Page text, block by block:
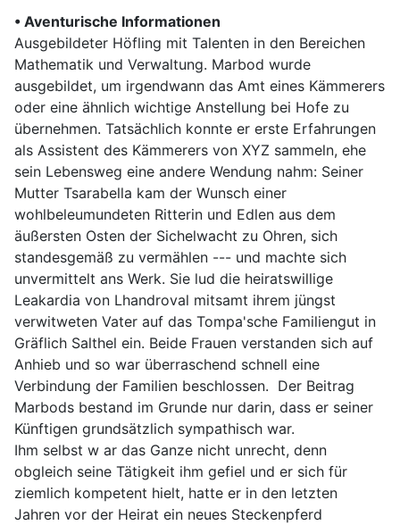
• Aventurische Informationen
Ausgebildeter Höfling mit Talenten in den Bereichen
Mathematik und Verwaltung. Marbod wurde
ausgebildet, um irgendwann das Amt eines Kämmerers
oder eine ähnlich wichtige Anstellung bei Hofe zu
übernehmen. Tatsächlich konnte er erste Erfahrungen
als Assistent des Kämmerers von XYZ sammeln, ehe
sein Lebensweg eine andere Wendung nahm: Seiner
Mutter Tsarabella kam der Wunsch einer
wohlbeleumundeten Ritterin und Edlen aus dem
äußersten Osten der Sichelwacht zu Ohren, sich
standesgemäß zu vermählen --- und machte sich
unvermittelt ans Werk. Sie lud die heiratswillige
Leakardia von Lhandroval mitsamt ihrem jüngst
verwitweten Vater auf das Tompa'sche Familiengut in
Gräflich Salthel ein. Beide Frauen verstanden sich auf
Anhieb und so war überraschend schnell eine
Verbindung der Familien beschlossen. Der Beitrag
Marbods bestand im Grunde nur darin, dass er seiner
Künftigen grundsätzlich sympathisch war.
Ihm selbst w ar das Ganze nicht unrecht, denn
obgleich seine Tätigkeit ihm gefiel und er sich für
ziemlich kompetent hielt, hatte er in den letzten
Jahren vor der Heirat ein neues Steckenpferd